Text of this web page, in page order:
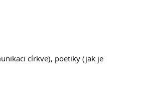
církve), poetiky (jak je